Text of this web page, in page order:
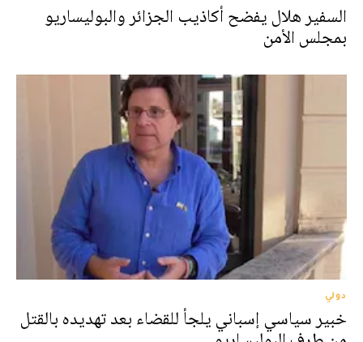
السفير هلال يفضح أكاذيب الجزائر والبوليساريو
بمجلس الأمن
دولي
خبير سياسي إسباني يلجأ للقضاء بعد تهديده بالقتل